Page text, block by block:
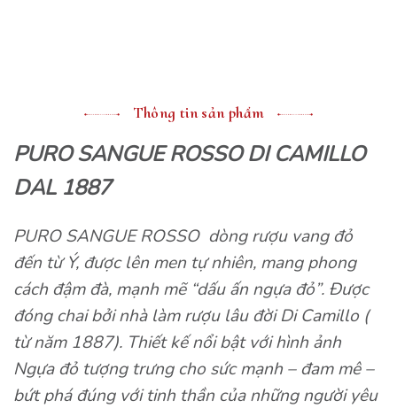
Thông tin sản phẩm
PURO SANGUE ROSSO DI CAMILLO
DAL 1887
PURO SANGUE ROSSO dòng rượu vang đỏ
đến từ Ý, được lên men tự nhiên, mang phong
cách đậm đà, mạnh mẽ “dấu ấn ngựa đỏ”. Được
đóng chai bởi nhà làm rượu lâu đời Di Camillo (
từ năm 1887). Thiết kế nổi bật với hình ảnh
Ngựa đỏ tượng trưng cho sức mạnh – đam mê –
bứt phá đúng với tinh thần của những người yêu